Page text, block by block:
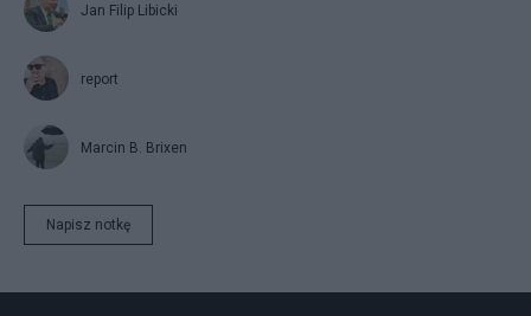
Jan Filip Libicki
report
Marcin B. Brixen
Napisz notkę